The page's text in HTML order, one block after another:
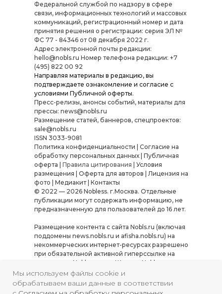
Мы используем файлы cookie и
обрабатываем ваши данные в соответствии
Федеральной службой по надзору в сфере
связи, информационных технологий и массовых
коммуникаций, регистрационный номер и дата
принятия решения о регистрации: серия ЭЛ №
ФС 77 - 84346 от 08 декабря 2022 г.
Адрес электронной почты редакции:
hello@nobls.ru Номер телефона редакции: +7
(495) 822 00 92
Направляя материалы в редакцию, вы
подтверждаете ознакомление и согласие с
условиями Публичной оферты.
Пресс-релизы, анонсы событий, материалы для
прессы: news@nobls.ru
Размещение статей, баннеров, спецпроектов:
sale@nobls.ru
ISSN 3033-9081
Политика конфиденциальности
Согласие на
обработку персональных данных| Публичная
оферта
Правила цитирования
Условия
размещения
Оферта для авторов |Лицензия на
фото
Медиакит| Контакты
© 2022 — 2026 Nobless. г.Москва. Отдельные
публикации могут содержать информацию, не
предназначенную для пользователей до 16 лет.
Размещение контента с сайта Nobls.ru (включая
поддомены news.nobls.ru и afisha.nobls.ru) на
некоммерческих интернет-ресурсах разрешено
при обязательной активной гиперссылке на
источник — Nobls.ru или «Журнал Nobless».
Использование материалов в коммерческих
целях, а также их копирование, переработка или
распространение в иных форматах требуют